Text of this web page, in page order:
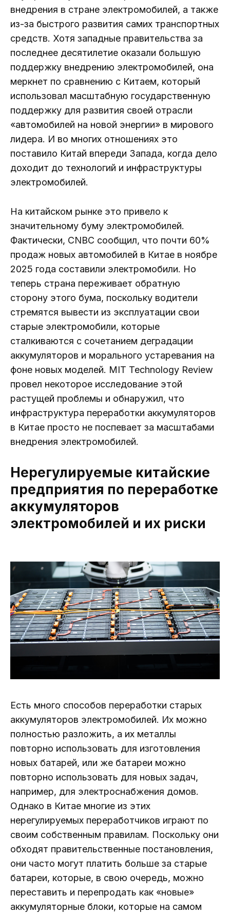
внедрения в стране электромобилей, а также
из-за быстрого развития самих транспортных
средств. Хотя западные правительства за
последнее десятилетие оказали большую
поддержку внедрению электромобилей, она
меркнет по сравнению с Китаем, который
использовал масштабную государственную
поддержку для развития своей отрасли
«автомобилей на новой энергии» в мирового
лидера. И во многих отношениях это
поставило Китай впереди Запада, когда дело
доходит до технологий и инфраструктуры
электромобилей.
На китайском рынке это привело к
значительному буму электромобилей.
Фактически, CNBC сообщил, что почти 60%
продаж новых автомобилей в Китае в ноябре
2025 года составили электромобили. Но
теперь страна переживает обратную
сторону этого бума, поскольку водители
стремятся вывести из эксплуатации свои
старые электромобили, которые
сталкиваются с сочетанием деградации
аккумуляторов и морального устаревания на
фоне новых моделей. MIT Technology Review
провел некоторое исследование этой
растущей проблемы и обнаружил, что
инфраструктура переработки аккумуляторов
в Китае просто не поспевает за масштабами
внедрения электромобилей.
Нерегулируемые китайские
предприятия по переработке
аккумуляторов
электромобилей и их риски
Есть много способов переработки старых
аккумуляторов электромобилей. Их можно
полностью разложить, а их металлы
повторно использовать для изготовления
новых батарей, или же батареи можно
повторно использовать для новых задач,
например, для электроснабжения домов.
Однако в Китае многие из этих
нерегулируемых переработчиков играют по
своим собственным правилам. Поскольку они
обходят правительственные постановления,
они часто могут платить больше за старые
батареи, которые, в свою очередь, можно
переставить и перепродать как «новые»
аккумуляторные блоки, которые на самом